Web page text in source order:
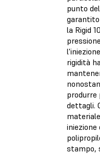
punto
la Rigid
rigidità
produrre
dettagli.
stampo,